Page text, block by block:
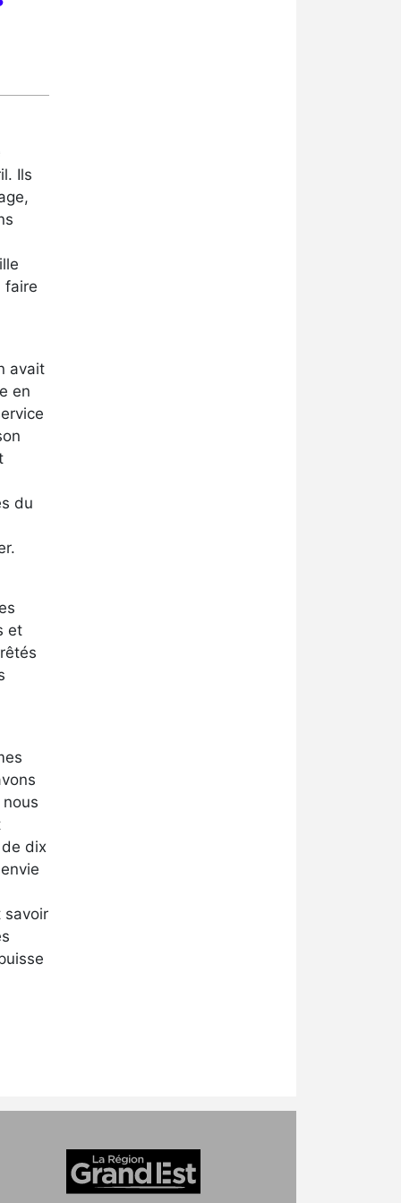
Ils
faire
avait
en
du
et
dix
savoir